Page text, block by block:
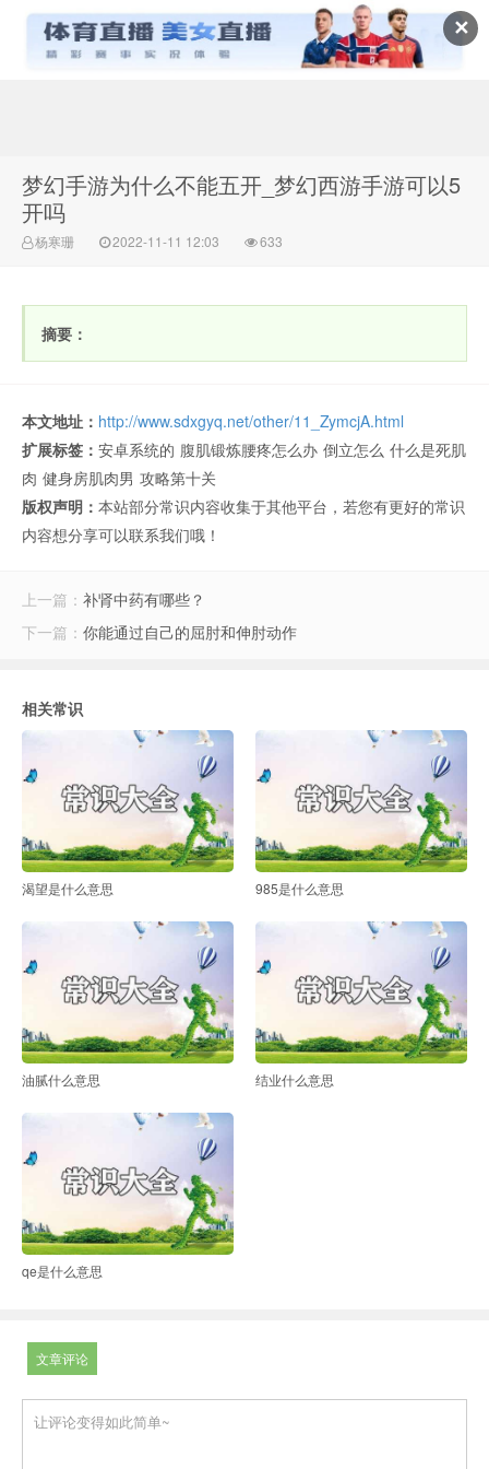
✕
梦幻手游为什么不能五开_梦幻西游手游可以5
开吗
杨寒珊 2022-11-11 12:03 633
摘要：
本文地址： http://www.sdxgyq.net/other/11_ZymcjA.html
扩展标签： 安卓系统的 腹肌锻炼腰疼怎么办 倒立怎么 什么是死肌
肉 健身房肌肉男 攻略第十关
版权声明： 本站部分常识内容收集于其他平台，若您有更好的常识
内容想分享可以联系我们哦！
上一篇： 补肾中药有哪些？
下一篇： 你能通过自己的屈肘和伸肘动作
相关常识
渴望是什么意思 985是什么意思
油腻什么意思 结业什么意思
qe是什么意思
文章评论